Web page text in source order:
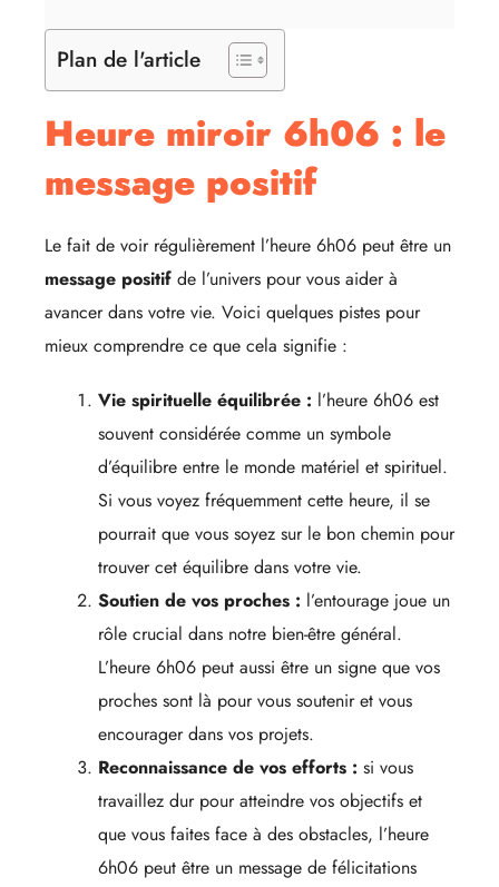
Plan de l'article
Heure miroir 6h06 : le
message positif
Le fait de voir régulièrement l’heure 6h06 peut être un
message positif de l’univers pour vous aider à
avancer dans votre vie. Voici quelques pistes pour
mieux comprendre ce que cela signifie :
Vie spirituelle équilibrée : l’heure 6h06 est
souvent considérée comme un symbole
d’équilibre entre le monde matériel et spirituel.
Si vous voyez fréquemment cette heure, il se
pourrait que vous soyez sur le bon chemin pour
trouver cet équilibre dans votre vie.
Soutien de vos proches : l’entourage joue un
rôle crucial dans notre bien-être général.
L’heure 6h06 peut aussi être un signe que vos
proches sont là pour vous soutenir et vous
encourager dans vos projets.
Reconnaissance de vos efforts : si vous
travaillez dur pour atteindre vos objectifs et
que vous faites face à des obstacles, l’heure
6h06 peut être un message de félicitations